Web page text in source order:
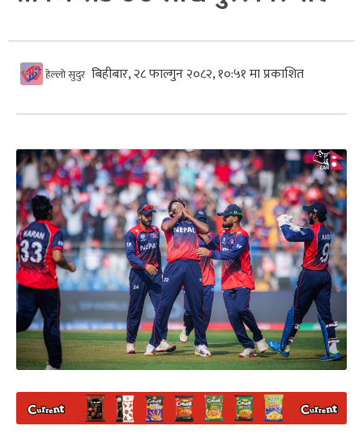
हेल्लो सुदुर बिहीबार, २८ फाल्गुन २०८२, १०:५१ मा प्रकाशित